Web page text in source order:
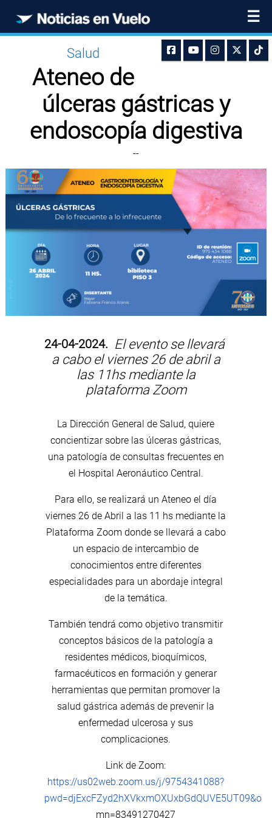
☰
Salud
Ateneo de
úlceras gástricas y
endoscopía digestiva
--
24-04-2024. El evento se llevará
a cabo el viernes 26 de abril a
las 11hs mediante la
plataforma Zoom
La Dirección General de Salud, quiere
concientizar sobre las úlceras gástricas,
una patología de consultas frecuentes en
el Hospital Aeronáutico Central.
Para ello, se realizará un Ateneo el día
viernes 26 de Abril a las 11 hs mediante la
Plataforma Zoom donde se llevará a cabo
un espacio de intercambio de
conocimientos entre diferentes
especialidades para un abordaje integral
de la temática.
También tendrá como objetivo transmitir
conceptos básicos de la patología a
residentes médicos, bioquímicos,
farmacéuticos en formación y generar
herramientas que permitan promover la
salud gástrica además de prevenir la
enfermedad ulcerosa y sus
complicaciones.
Link de Zoom:
https://us02web.zoom.us/j/9754341088?
pwd=djExcFZyd2hXVkxmOXUxbGdQUVE5UT09&o
mn=83491270427